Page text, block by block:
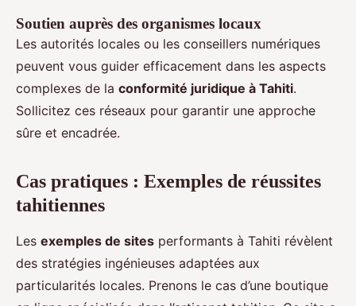
Soutien auprès des organismes locaux
Les autorités locales ou les conseillers numériques
peuvent vous guider efficacement dans les aspects
complexes de la conformité juridique à Tahiti.
Sollicitez ces réseaux pour garantir une approche
sûre et encadrée.
Cas pratiques : Exemples de réussites
tahitiennes
Les exemples de sites performants à Tahiti révèlent
des stratégies ingénieuses adaptées aux
particularités locales. Prenons le cas d’une boutique